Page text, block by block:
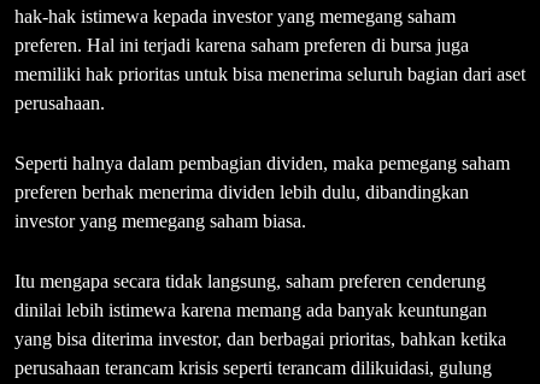
hak-hak istimewa kepada investor yang memegang saham
preferen. Hal ini terjadi karena saham preferen di bursa juga
memiliki hak prioritas untuk bisa menerima seluruh bagian dari aset
perusahaan.
Seperti halnya dalam pembagian dividen, maka pemegang saham
preferen berhak menerima dividen lebih dulu, dibandingkan
investor yang memegang saham biasa.
Itu mengapa secara tidak langsung, saham preferen cenderung
dinilai lebih istimewa karena memang ada banyak keuntungan
yang bisa diterima investor, dan berbagai prioritas, bahkan ketika
perusahaan terancam krisis seperti terancam dilikuidasi, gulung